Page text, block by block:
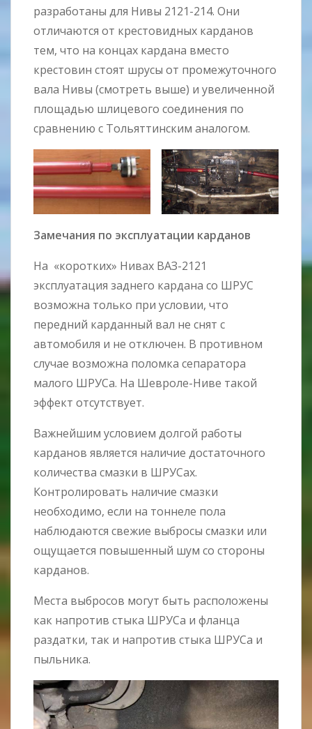
разработаны для Нивы 2121-214. Они
отличаются от крестовидных карданов
тем, что на концах кардана вместо
крестовин стоят шрусы от промежуточного
вала Нивы (смотреть выше) и увеличенной
площадью шлицевого соединения по
сравнению с Тольяттинским аналогом.
Замечания по эксплуатации карданов
На «коротких» Нивах ВАЗ-2121
эксплуатация заднего кардана со ШРУС
возможна только при условии, что
передний карданный вал не снят с
автомобиля и не отключен. В противном
случае возможна поломка сепаратора
малого ШРУСа. На Шевроле-Ниве такой
эффект отсутствует.
Важнейшим условием долгой работы
карданов является наличие достаточного
количества смазки в ШРУСах.
Контролировать наличие смазки
необходимо, если на тоннеле пола
наблюдаются свежие выбросы смазки или
ощущается повышенный шум со стороны
карданов.
Места выбросов могут быть расположены
как напротив стыка ШРУСа и фланца
раздатки, так и напротив стыка ШРУСа и
пыльника.